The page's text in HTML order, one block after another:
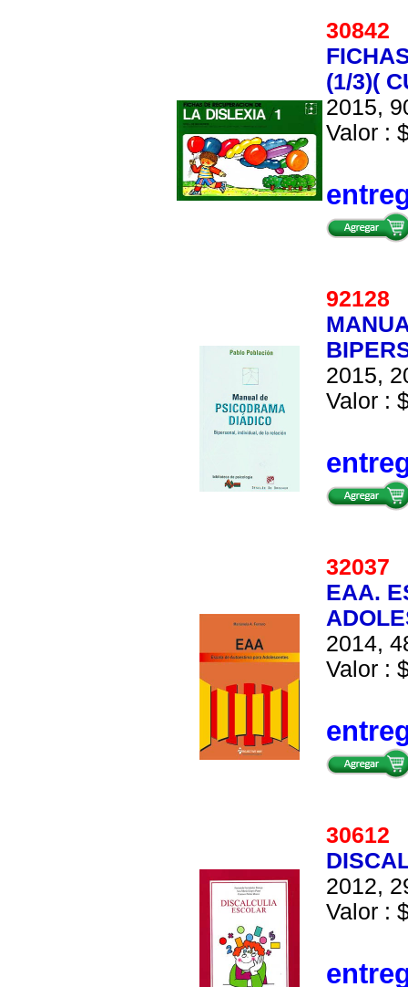
30842
(1/3)(
2015,
Valor :
92128
2015,
Valor :
32037
EAA.
2014,
Valor :
30612
2012,
Valor :